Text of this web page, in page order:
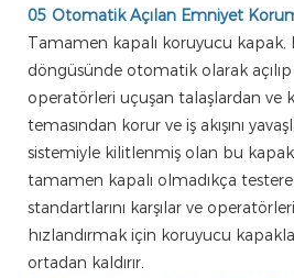
05 Otomatik Açılan Emniyet
Tamamen kapalı koruyucu kapak,
döngüsünde otomatik olarak
operatörleri uçuşan talaşlardan ve
temasından korur ve iş akışını
sistemiyle kilitlenmiş olan bu
tamamen kapalı olmadıkça
standartlarını karşılar ve
hızlandırmak için koruyucu
ortadan kaldırır.